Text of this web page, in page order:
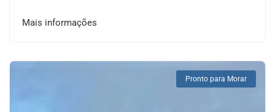
Mais informações
Pronto para Morar